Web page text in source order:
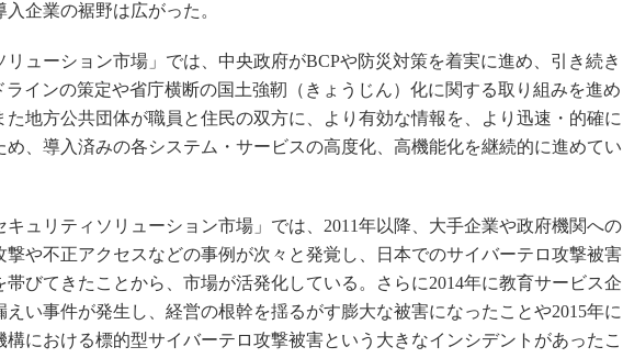
入企業の裾野は広がった。
ューション市場」では、中央政府がBCPや防災対策を着実に進め、引き続き
ラインの策定や省庁横断の国土強靭（きょうじん）化に関する取り組みを進め
た地方公共団体が職員と住民の双方に、より有効な情報を、より迅速・的確に
め、導入済みの各システム・サービスの高度化、高機能化を継続的に進めてい
ュリティソリューション市場」では、2011年以降、大手企業や政府機関への
撃や不正アクセスなどの事例が次々と発覚し、日本でのサイバーテロ攻撃被害
帯びてきたことから、市場が活発化している。さらに2014年に教育サービス企
えい事件が発生し、経営の根幹を揺るがす膨大な被害になったことや2015年に
構における標的型サイバーテロ攻撃被害という大きなインシデントがあったこ